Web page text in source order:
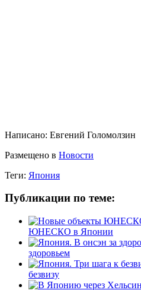
Написано: Евгений Голомолзин
Размещено в Новости
Теги: Япония
Публикации по теме:
ЮНЕСКО в Японии
здоровьем
безвизу